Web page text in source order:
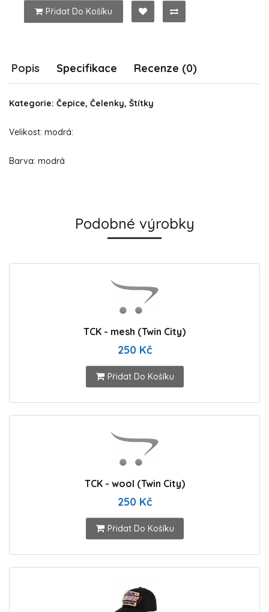
Přidat Do Košíku
Popis Specifikace Recenze (0)
Kategorie: Čepice, Čelenky, Štítky
Velikost: modrá:
Barva: modrá
Podobné výrobky
TCK - mesh (Twin City)
250 Kč
Přidat Do Košíku
TCK - wool (Twin City)
250 Kč
Přidat Do Košíku